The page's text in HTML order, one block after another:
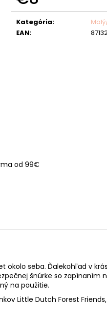
Jednotková
cena:
Kategória:
EAN:
od 99€
okolo seba. Ďalekohľad v
šnúrke so zapínaním
na použitie.
Little Dutch Forest